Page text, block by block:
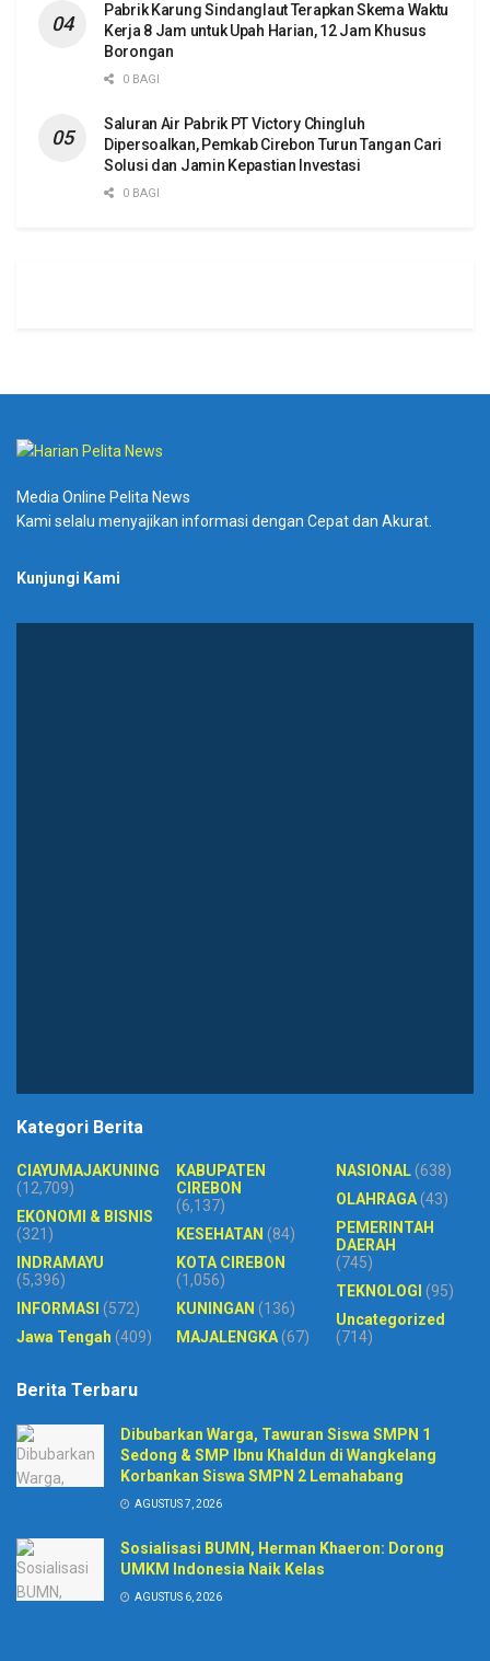
Pabrik Karung Sindanglaut Terapkan Skema Waktu
Kerja 8 Jam untuk Upah Harian, 12 Jam Khusus
Borongan
0 BAGI
Saluran Air Pabrik PT Victory Chingluh
Dipersoalkan, Pemkab Cirebon Turun Tangan Cari
Solusi dan Jamin Kepastian Investasi
0 BAGI
Media Online Pelita News
Kami selalu menyajikan informasi dengan Cepat dan Akurat.
Kunjungi Kami
Kategori Berita
CIAYUMAJAKUNING
(12,709)
EKONOMI & BISNIS
(321)
INDRAMAYU
(5,396)
INFORMASI (572)
Jawa Tengah (409)
KABUPATEN
CIREBON
(6,137)
KESEHATAN (84)
KOTA CIREBON
(1,056)
KUNINGAN (136)
MAJALENGKA(67)
NASIONAL(638)
OLAHRAGA(43)
PEMERINTAH
DAERAH
(745)
TEKNOLOGI (95)
Uncategorized
(714)
Berita Terbaru
Dibubarkan Warga, Tawuran Siswa SMPN 1
Sedong & SMP Ibnu Khaldun di Wangkelang
Korbankan Siswa SMPN 2 Lemahabang
AGUSTUS 7, 2026
Sosialisasi BUMN, Herman Khaeron: Dorong
UMKM Indonesia Naik Kelas
AGUSTUS 6, 2026